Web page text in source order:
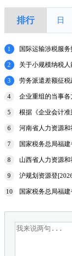
排行 日
1 国际运输涉税服务
2
关于小规模纳税
3 劳务派遣差额征
4
企业重组的当事
5
根据《企业会计
察汇率、
6
河南省人力资源
7
国家税务总局福
物劳
8
山西省人力资源
9
沪规划资源登
置
10
国家税务总局福
试点